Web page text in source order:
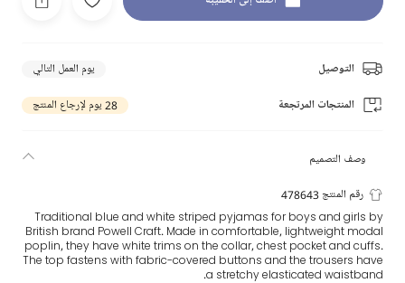
التوصيل يوم العمل التالي
المنتجات المرتجعة 28 يوم لإرجاع المنتج
وصف التصميم
رقم المنتج 478643
Traditional blue and white striped pyjamas for boys and girls by
British brand Powell Craft. Made in comfortable, lightweight modal
poplin, they have white trims on the collar, chest pocket and cuffs.
The top fastens with fabric-covered buttons and the trousers have
a stretchy elasticated waistband.